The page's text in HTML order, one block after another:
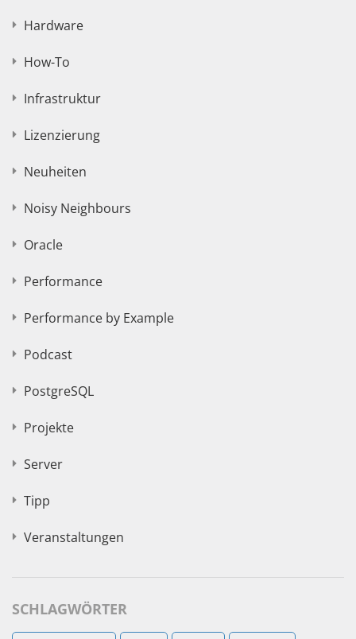
Hardware
How-To
Infrastruktur
Lizenzierung
Neuheiten
Noisy Neighbours
Oracle
Performance
Performance by Example
Podcast
PostgreSQL
Projekte
Server
Tipp
Veranstaltungen
SCHLAGWÖRTER